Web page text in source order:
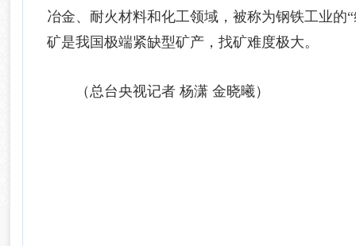
冶金、耐火材料和化工领域，被称为钢铁工业
矿是我国极端紧缺型矿产，找矿难度极大。
（总台央视记者 杨潇 金晓曦）